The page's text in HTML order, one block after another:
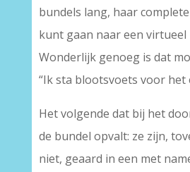
bundels lang, haar
kunt gaan naar een virtueel
Wonderlijk genoeg is dat
“Ik sta blootsvoets voor het
Het volgende dat bij het
de bundel opvalt: ze zijn,
niet, geaard in een met